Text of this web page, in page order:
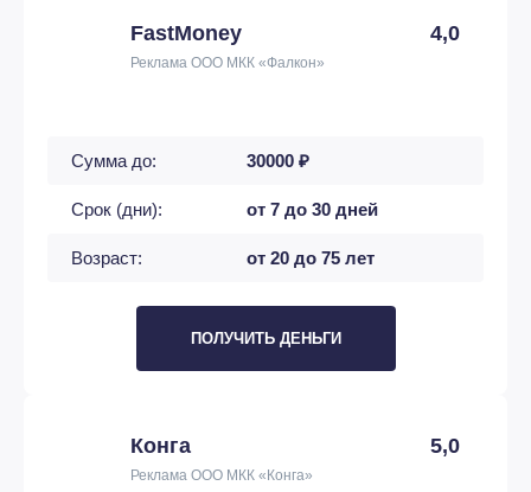
FastMoney 4,0
Реклама ООО МКК «Фалкон»
Сумма до: 30000 ₽
Срок (дни): от 7 до 30 дней
Возраст: от 20 до 75 лет
ПОЛУЧИТЬ ДЕНЬГИ
Конга 5,0
Реклама ООО МКК «Конга»